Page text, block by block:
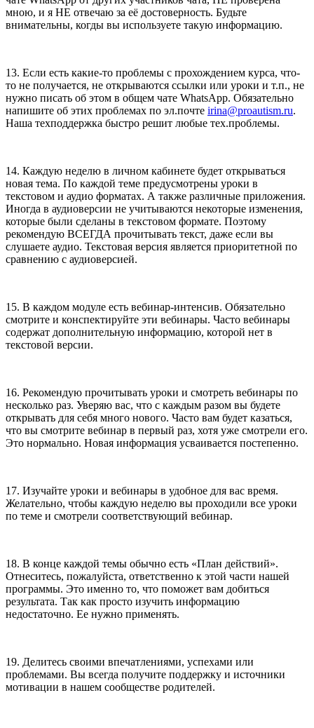
мною, и я НЕ отвечаю за её достоверность. Будьте
внимательны, когды вы используете такую информацию.
13. Если есть какие-то проблемы с прохождением курса, что-
то не получается, не открываются ссылки или уроки и т.п., не
нужно писать об этом в общем чате WhatsApp. Обязательно
напишите об этих проблемах по эл.почте irina@proautism.ru.
Наша техподдержка быстро решит любые тех.проблемы.
14. Каждую неделю в личном кабинете будет открываться
новая тема. По каждой теме предусмотрены уроки в
текстовом и аудио форматах. А также различные приложения.
Иногда в аудиоверсии не учитываются некоторые изменения,
которые были сделаны в текстовом формате. Поэтому
рекомендую ВСЕГДА прочитывать текст, даже если вы
слушаете аудио. Текстовая версия является приоритетной по
сравнению с аудиоверсией.
15. В каждом модуле есть вебинар-интенсив. Обязательно
смотрите и конспектируйте эти вебинары. Часто вебинары
содержат дополнительную информацию, которой нет в
текстовой версии.
16. Рекомендую прочитывать уроки и смотреть вебинары по
несколько раз. Уверяю вас, что с каждым разом вы будете
открывать для себя много нового. Часто вам будет казаться,
что вы смотрите вебинар в первый раз, хотя уже смотрели его.
Это нормально. Новая информация усваивается постепенно.
17. Изучайте уроки и вебинары в удобное для вас время.
Желательно, чтобы каждую неделю вы проходили все уроки
по теме и смотрели соответствующий вебинар.
18. В конце каждой темы обычно есть «План действий».
Отнеситесь, пожалуйста, ответственно к этой части нашей
программы. Это именно то, что поможет вам добиться
результата. Так как просто изучить информацию
недостаточно. Ее нужно применять.
19. Делитесь своими впечатлениями, успехами или
проблемами. Вы всегда получите поддержку и источники
мотивации в нашем сообществе родителей.